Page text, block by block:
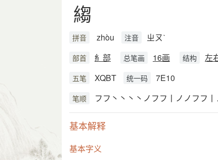
縐
拼音 zhòu 注音 ㄓㄡˋ
部首 糹部 总笔画 16画 结构 左
五笔 XQBT 统一码 7E10
笔顺 フフ丶丶丶丶ノフフ丨ノノフフ丨
基本解释
基本字义